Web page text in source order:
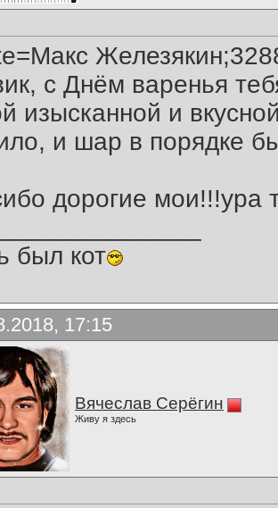
с Днём варенья
изысканной и
и шар в порядке
дорогие
был кот
17:15
Вячеслав Серёгин
Живу я здесь